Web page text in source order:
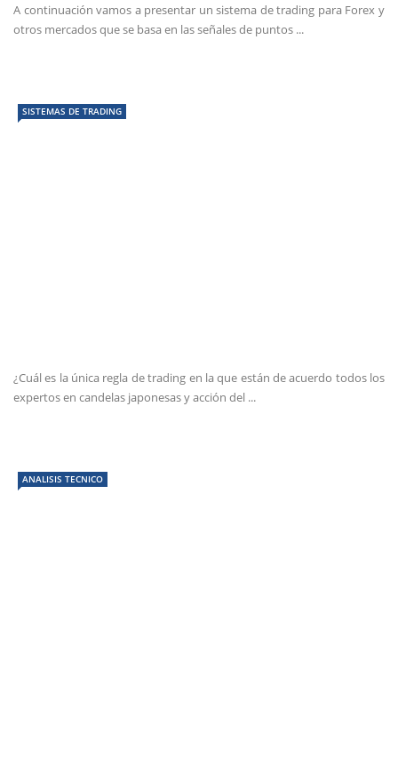
A continuación vamos a presentar un sistema de trading para Forex y
otros mercados que se basa en las señales de puntos ...
SISTEMAS DE TRADING
¿Cuál es la única regla de trading en la que están de acuerdo todos los
expertos en candelas japonesas y acción del ...
ANALISIS TECNICO